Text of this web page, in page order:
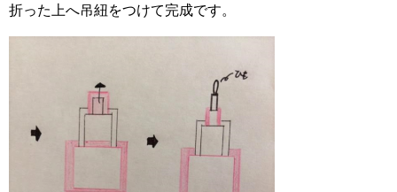
折った上へ吊紐をつけて完成です。